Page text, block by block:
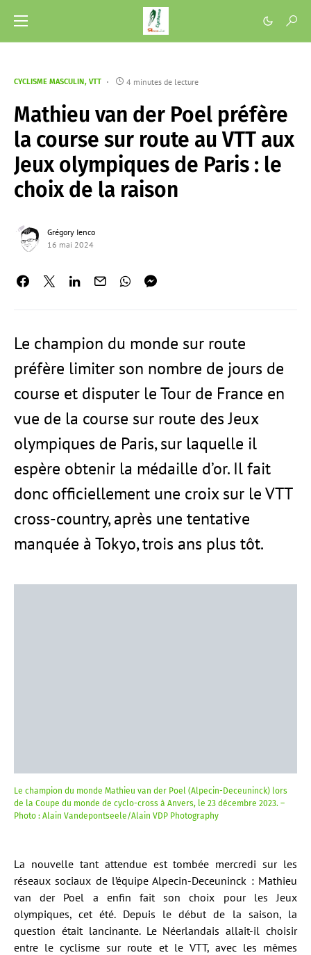
CYCLISME MASCULIN VTT 4 minutes de lecture
Mathieu van der Poel préfère
la course sur route au VTT aux
Jeux olympiques de Paris : le
choix de la raison
Grégory Ienco
16 mai 2024
Le champion du monde sur route
préfère limiter son nombre de jours de
course et disputer le Tour de France en
vue de la course sur route des Jeux
olympiques de Paris, sur laquelle il
espère obtenir la médaille d’or. Il fait
donc officiellement une croix sur le VTT
cross-country, après une tentative
manquée à Tokyo, trois ans plus tôt.
Le champion du monde Mathieu van der Poel (Alpecin-Deceuninck) lors
de la Coupe du monde de cyclo-cross à Anvers, le 23 décembre 2023. –
Photo : Alain Vandepontseele/Alain VDP Photography
La nouvelle tant attendue est tombée mercredi sur les
réseaux sociaux de l’équipe Alpecin-Deceuninck : Mathieu
van der Poel a enfin fait son choix pour les Jeux
olympiques, cet été. Depuis le début de la saison, la
question était lancinante. Le Néerlandais allait-il choisir
entre le cyclisme sur route et le VTT, avec les mêmes